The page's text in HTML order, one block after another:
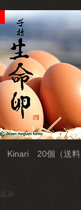
Kinari 20個（送料
み